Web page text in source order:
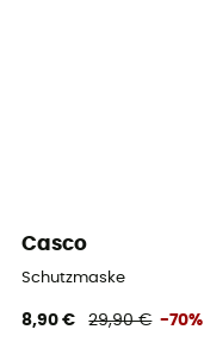
Casco
Schutzmaske
8,90 € 29,90 € -70%